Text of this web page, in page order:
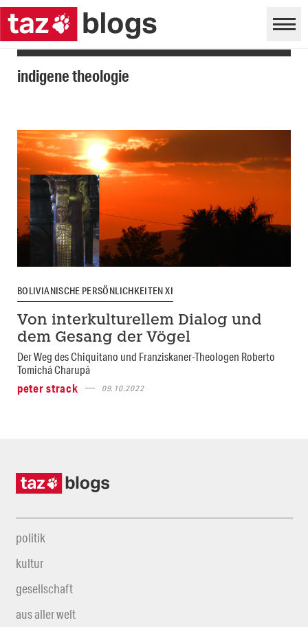
indigene theologie
BOLIVIANISCHE PERSÖNLICHKEITEN XI
Von interkulturellem Dialog und
dem Gesang der Vögel
Der Weg des Chiquitano und Franziskaner-Theologen Roberto
Tomichá Charupá
peter strack
09.10.2022
politik
kultur
gesellschaft
aus aller welt